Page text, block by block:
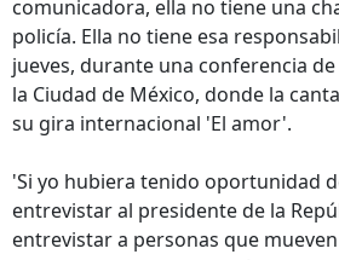
comunicadora, ella no tiene una
policía. Ella no tiene esa
jueves, durante una conferencia
la Ciudad de México, donde la
su gira internacional 'El amor'.
'Si yo hubiera tenido oportunidad
entrevistar al presidente de la
entrevistar a personas que